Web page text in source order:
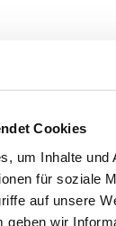
Cookies
um Inhalte und
für soziale
auf unsere
geben wir
mit